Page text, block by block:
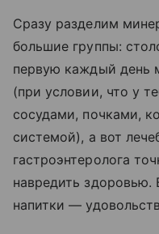
Сразу разделим
большие группы:
первую каждый день
(при условии, что у
сосудами, почками,
системой), а вот
гастроэнтеролога
навредить
напитки —